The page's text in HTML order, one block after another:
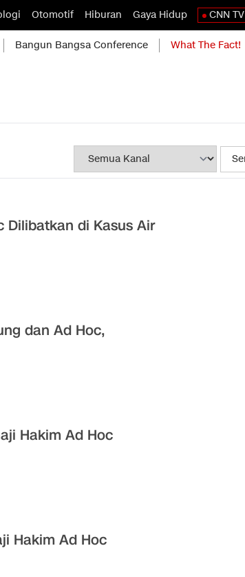
Otomotif Hiburan Gaya Hidup CNN TV
Bangun Bangsa Conference What The Fact!
Dilibatkan di Kasus Air
dan Ad Hoc,
Hakim Ad Hoc
Hakim Ad Hoc